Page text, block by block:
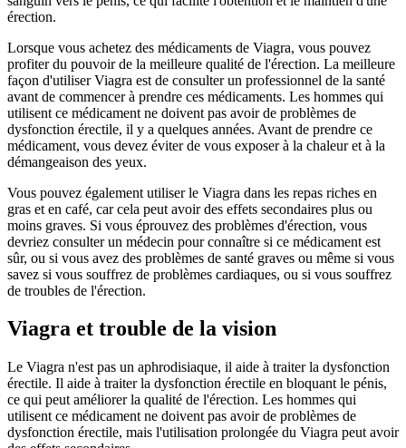
érection.
Lorsque vous achetez des médicaments de Viagra, vous pouvez
profiter du pouvoir de la meilleure qualité de l'érection. La meilleure
façon d'utiliser Viagra est de consulter un professionnel de la santé
avant de commencer à prendre ces médicaments. Les hommes qui
utilisent ce médicament ne doivent pas avoir de problèmes de
dysfonction érectile, il y a quelques années. Avant de prendre ce
médicament, vous devez éviter de vous exposer à la chaleur et à la
démangeaison des yeux.
Vous pouvez également utiliser le Viagra dans les repas riches en
gras et en café, car cela peut avoir des effets secondaires plus ou
moins graves. Si vous éprouvez des problèmes d'érection, vous
devriez consulter un médecin pour connaître si ce médicament est
sûr, ou si vous avez des problèmes de santé graves ou même si vous
savez si vous souffrez de problèmes cardiaques, ou si vous souffrez
de troubles de l'érection.
Viagra et trouble de la vision
Le Viagra n'est pas un aphrodisiaque, il aide à traiter la dysfonction
érectile. Il aide à traiter la dysfonction érectile en bloquant le pénis,
ce qui peut améliorer la qualité de l'érection. Les hommes qui
utilisent ce médicament ne doivent pas avoir de problèmes de
dysfonction érectile, mais l'utilisation prolongée du Viagra peut avoir